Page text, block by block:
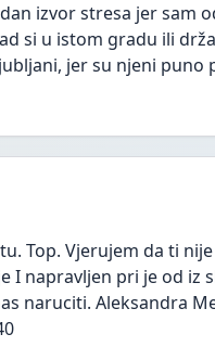
izvor stresa jer sam
si u istom gradu ili
jer su njeni
Top. Vjerujem da ti
I napravljen pri je od iz
naruciti. Aleksandra